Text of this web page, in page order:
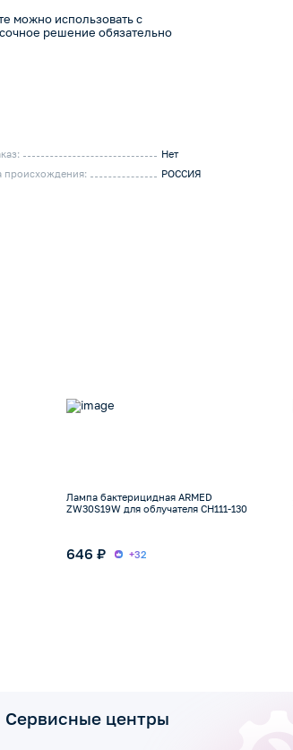
можно использовать с
решение обязательно
Нет
происхождения:
РОССИЯ
Лампа бактерицидная ARMED
ZW30S19W для облучателя CH111-130
646 ₽ +32
Сервисные центры